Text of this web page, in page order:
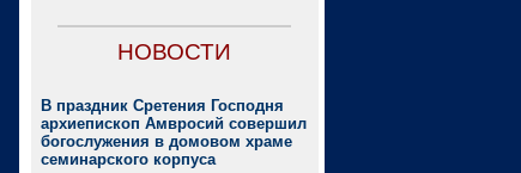
НОВОСТИ
В праздник Сретения Господня
архиепископ Амвросий совершил
богослужения в домовом храме
семинарского корпуса